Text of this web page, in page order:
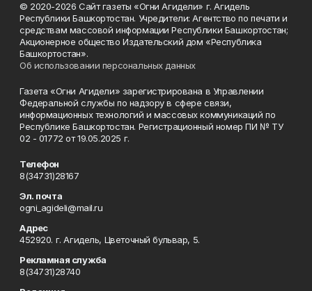
© 2020-2026 Сайт газеты «Огни Агидели» г. Агидель
Республики Башкортостан. Учредители: Агентство по печати и
средствам массовой информации Республики Башкортостан;
Акционерное общество Издательский дом «Республика
Башкортостан».
Об использовании персональных данных
Газета «Огни Агидели» зарегистрирована в Управлении
Федеральной службы по надзору в сфере связи,
информационных технологий и массовых коммуникаций по
Республике Башкортостан. Регистрационный номер ПИ № ТУ
02 - 01772 от 19.05.2025 г.
Телефон
8(34731)28167
Эл. почта
ogni_agideli@mail.ru
Адрес
452920. г. Агидель, Цветочный бульвар, 5.
Рекламная служба
8(34731)28740